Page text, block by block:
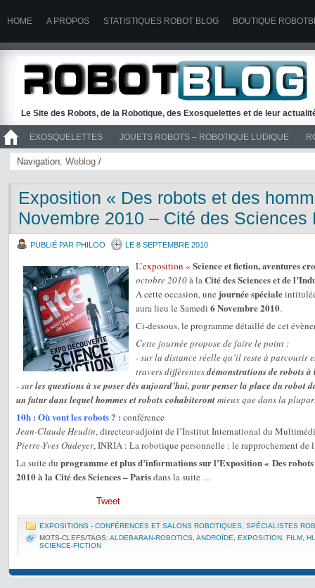
HOME A PROPOS STATISTIQUES ROBOT BLOG BOUTIQUE
Le Site des Robots, de la Robotique, des Exosquelettes et de leur
EXOSQUELETTES JOUETS ROBOTS – ROBOTIQUE LUDIQUE
>> ROBOTS
Navigation: Weblog /
Exposition « Des robots et des
Novembre 2010 – Cité des Sciences
PUBLIÉ PAR PHILOO LE 8 SEPTEMBRE 2010
L’exposition « Science et fiction, aventures
octobre 2010à laCité des Sciences et de
A cette occasion, une journée spéciale
aura lieu le Samedi 6 Novembre 2010.
Ci-dessous, le programme détaillé de cet
Cette journée propose de faire le point :
- sur la distance réelle qu’il reste à parcourir
travers différentesdémonstrations de robots
- surles questions à se poser dès aujourd’hui, pour penser la place du robot
un futur dans lequel hommes et robots cohabiterontmieux que dans la
10h : Où vont les robots ? : conférence
Jean-Claude Heudin, directeur-adjoint de l’Institut International du
Pierre-Yves Oudeyer, INRIA : La robotique personnelle : le rapprochement de
La suite du programme et plus d’informations sur l’Exposition « Des
2010 à la Cité des Sciences – Parisdans la suite …
Tweet
EXPOSITIONS - CONFÉRENCES ET SALONS ROBOTIQUES SPÉCIALISTES
MOTS-CLEFS/TAGS: ALDEBARAN-ROBOTICS ANDROÏDE EXPOSITION FILM
SCIENCE-FICTION